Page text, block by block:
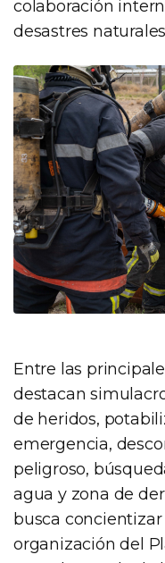
colaboración
desastres
Entre las
destacan
de heridos,
emergencia,
peligroso,
agua y zona de
busca
organización del